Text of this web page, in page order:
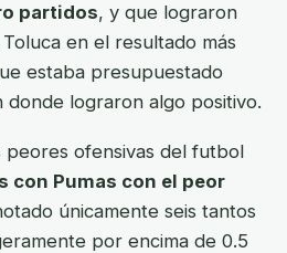
partidos, y que lograron
en el resultado más
estaba presupuestado
lograron algo positivo.
peores ofensivas del futbol
con Pumas con el peor
únicamente seis tantos
por encima de 0.5